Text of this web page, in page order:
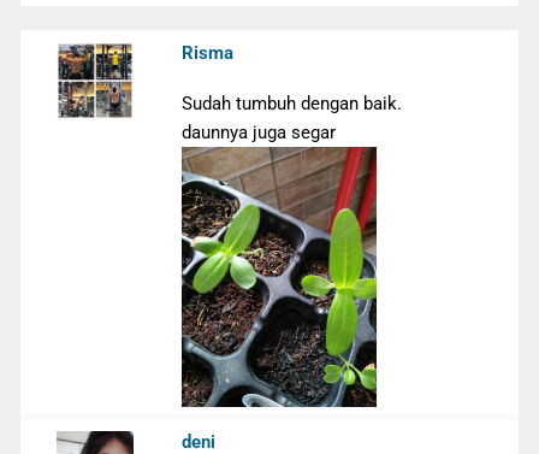
Risma
Sudah tumbuh dengan baik.
daunnya juga segar
deni